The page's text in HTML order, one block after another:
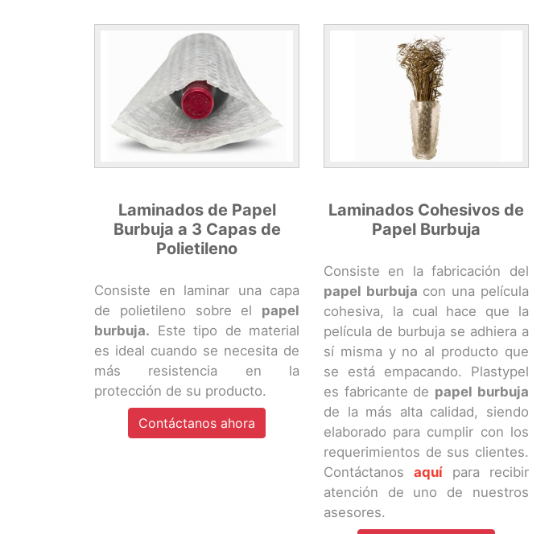
Laminados de Papel
Burbuja a 3 Capas de
Polietileno
Consiste en laminar una capa
de polietileno sobre el papel
burbuja. Este tipo de material
es ideal cuando se necesita de
más resistencia en la
protección de su producto.
Contáctanos ahora
Laminados Cohesivos de
Papel Burbuja
Consiste en la fabricación del
papel burbuja con una película
cohesiva, la cual hace que la
película de burbuja se adhiera a
sí misma y no al producto que
se está empacando. Plastypel
es fabricante de papel burbuja
de la más alta calidad, siendo
elaborado para cumplir con los
requerimientos de sus clientes.
Contáctanos aquí para recibir
atención de uno de nuestros
asesores.